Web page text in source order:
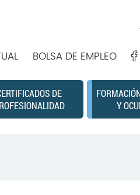
BOLSA DE EMPLEO
DE
Y